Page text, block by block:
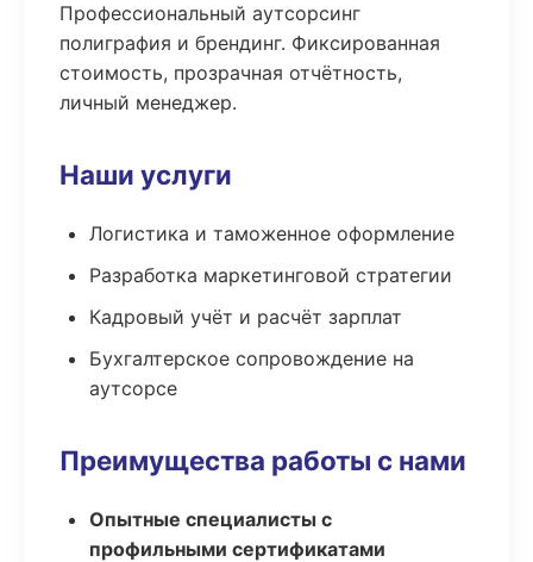
Профессиональный аутсорсинг
полиграфия и брендинг. Фиксированная
стоимость, прозрачная отчётность,
личный менеджер.
Наши услуги
Логистика и таможенное оформление
Разработка маркетинговой стратегии
Кадровый учёт и расчёт зарплат
Бухгалтерское сопровождение на
аутсорсе
Преимущества работы с нами
Опытные специалисты с
профильными сертификатами